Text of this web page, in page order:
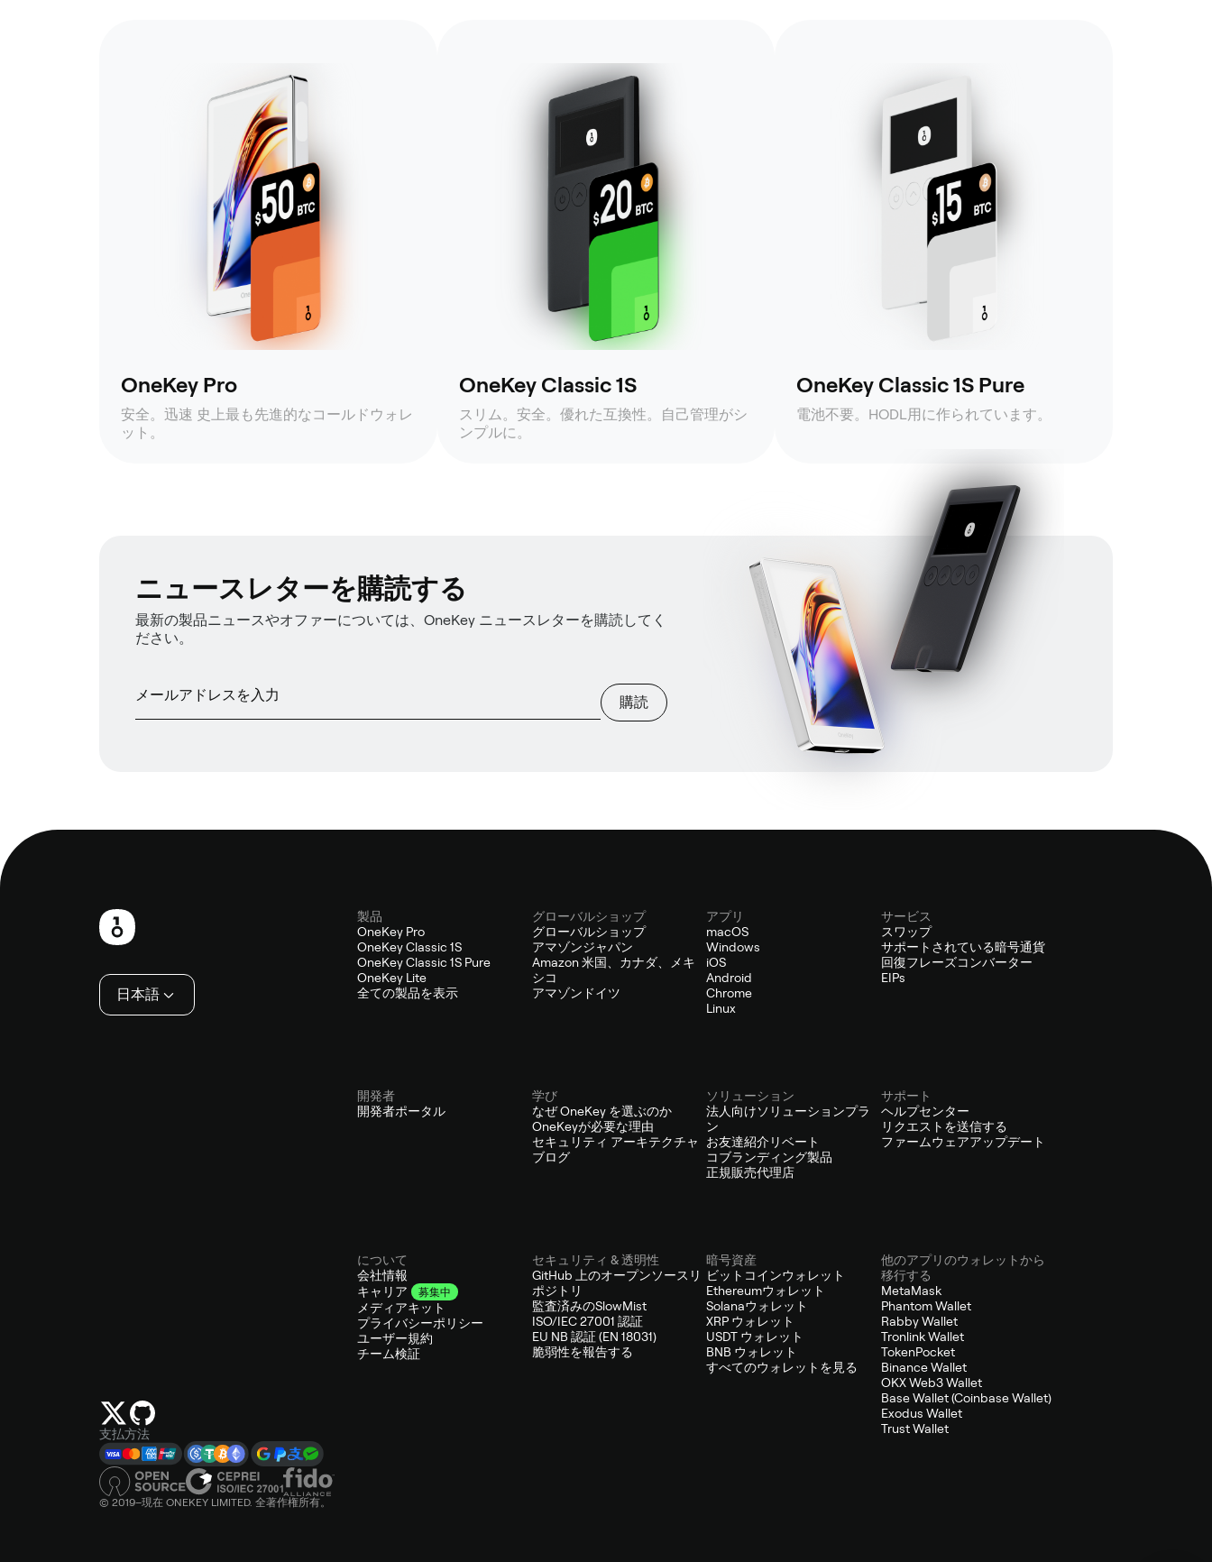
OneKey Pro
安全。迅速 史上最も先進的なコールドウォレ
ット。
OneKey Classic 1S
スリム。安全。優れた互換性。自己管理がシ
ンプルに。
OneKey Classic 1S Pure
電池不要。HODL用に作られています。
ニュースレターを購読する
最新の製品ニュースやオファーについては、OneKey ニュースレターを購読してく
ださい。
購読
日本語
支払方法
© 2019–現在 ONEKEY LIMITED. 全著作権所有。
製品
OneKey Pro
OneKey Classic 1S
OneKey Classic 1S Pure
OneKey Lite
全ての製品を表示
グローバルショップ
グローバルショップ
アマゾンジャパン
Amazon 米国、カナダ、メキ
シコ
アマゾンドイツ
アプリ
macOS
Windows
iOS
Android
Chrome
Linux
サービス
スワップ
サポートされている暗号通貨
回復フレーズコンバーター
EIPs
開発者
開発者ポータル
学び
なぜ OneKey を選ぶのか
OneKeyが必要な理由
セキュリティ アーキテクチャ
ブログ
ソリューション
法人向けソリューションプラ
ン
お友達紹介リベート
コブランディング製品
正規販売代理店
サポート
ヘルプセンター
リクエストを送信する
ファームウェアアップデート
について
会社情報
キャリア
募集中
メディアキット
プライバシーポリシー
ユーザー規約
チーム検証
セキュリティ & 透明性
GitHub 上のオープンソースリ
ポジトリ
監査済みのSlowMist
ISO/IEC 27001 認証
EU NB 認証 (EN 18031)
脆弱性を報告する
暗号資産
ビットコインウォレット
Ethereumウォレット
Solanaウォレット
XRP ウォレット
USDT ウォレット
BNB ウォレット
すべてのウォレットを見る
他のアプリのウォレットから
移行する
MetaMask
Phantom Wallet
Rabby Wallet
Tronlink Wallet
TokenPocket
Binance Wallet
OKX Web3 Wallet
Base Wallet (Coinbase Wallet)
Exodus Wallet
Trust Wallet